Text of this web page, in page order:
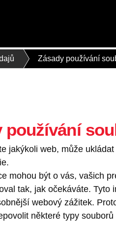
Zásady používání
používání
jakýkoli web, může
mohou být o vás, vašich
tak, jak očekáváte.
webový zážitek.
některé typy souborů